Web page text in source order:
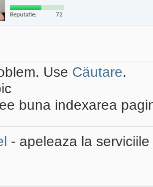
Reputatie: 72
Use Cäutare.
buna indexarea
- apeleaza la